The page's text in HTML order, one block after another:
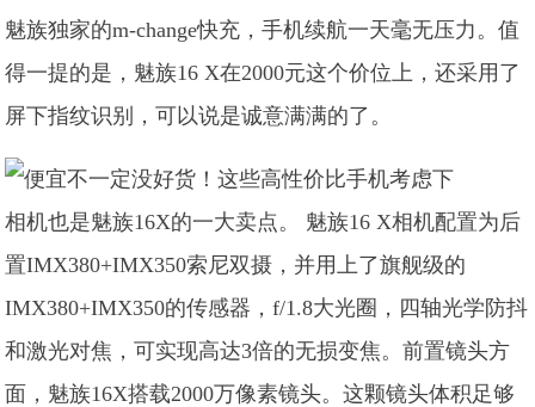
魅族独家的m-change快充，手机续航一天毫无压力。值
得一提的是，魅族16 X在2000元这个价位上，还采用了
屏下指纹识别，可以说是诚意满满的了。
相机也是魅族16X的一大卖点。 魅族16 X相机配置为后
置IMX380+IMX350索尼双摄，并用上了旗舰级的
IMX380+IMX350的传感器，f/1.8大光圈，四轴光学防抖
和激光对焦，可实现高达3倍的无损变焦。前置镜头方
面，魅族16X搭载2000万像素镜头。这颗镜头体积足够